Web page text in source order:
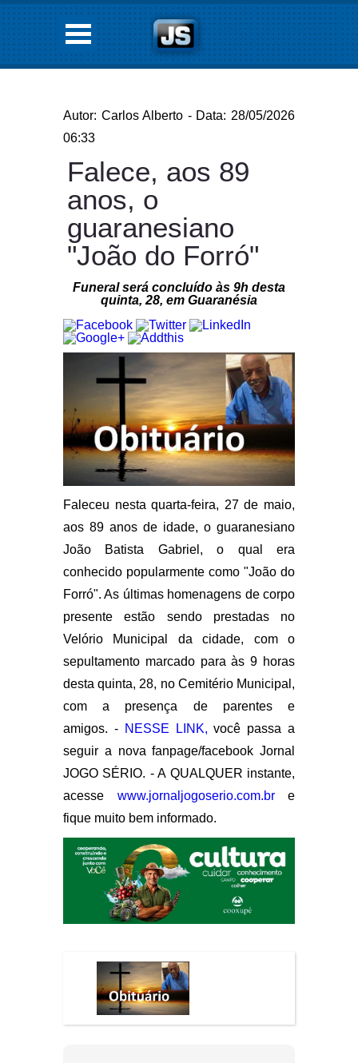
Autor: Carlos Alberto - Data: 28/05/2026
06:33
Falece, aos 89
anos, o
guaranesiano
"João do Forró"
Funeral será concluído às 9h desta
quinta, 28, em Guaranésia
Faleceu nesta quarta-feira, 27 de maio,
aos 89 anos de idade, o guaranesiano
João Batista Gabriel, o qual era
conhecido popularmente como "João do
Forró". As últimas homenagens de corpo
presente estão sendo prestadas no
Velório Municipal da cidade, com o
sepultamento marcado para às 9 horas
desta quinta, 28, no Cemitério Municipal,
com a presença de parentes e
amigos. - NESSE LINK, você passa a
seguir a nova fanpage/facebook Jornal
JOGO SÉRIO. - A QUALQUER instante,
acesse www.jornaljogoserio.com.bre
fique muito bem informado.